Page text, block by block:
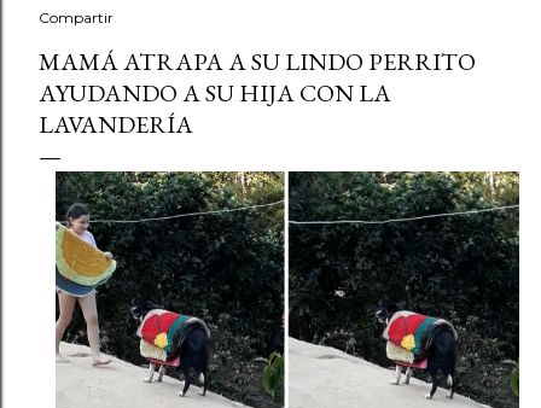
Compartir
MAMÁ ATRAPA A SU LINDO PERRITO
AYUDANDO A SU HIJA CON LA
LAVANDERÍA